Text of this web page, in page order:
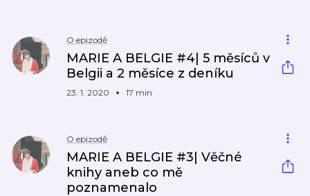
O epizodě
MARIE A BELGIE #4| 5 měsíců v
Belgii a 2 měsíce z deníku
23. 1. 2020 17 min
O epizodě
MARIE A BELGIE #3| Věčné
knihy aneb co mě
poznamenalo